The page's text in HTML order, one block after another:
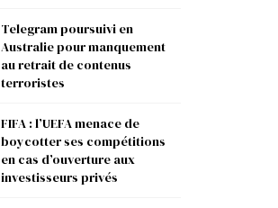
Telegram poursuivi en
Australie pour manquement
au retrait de contenus
terroristes
FIFA : l’UEFA menace de
boycotter ses compétitions
en cas d’ouverture aux
investisseurs privés